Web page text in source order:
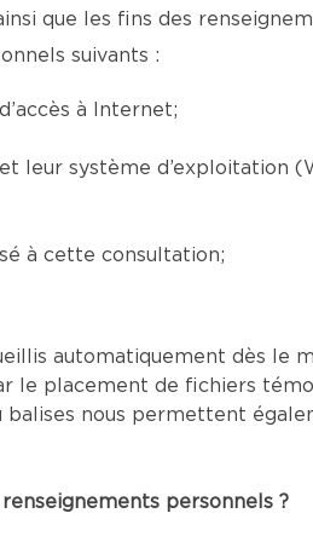
que les fins des
suivants :
à Internet;
leur système d’exploitation
à cette consultation;
automatiquement dès le
le placement de fichiers
balises nous permettent
personnels ?